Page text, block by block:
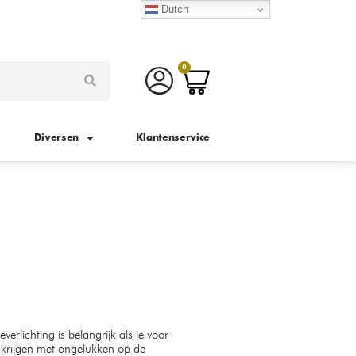
0
Diversen Klantenservice
is belangrijk als je voor
met ongelukken op de
Dutch